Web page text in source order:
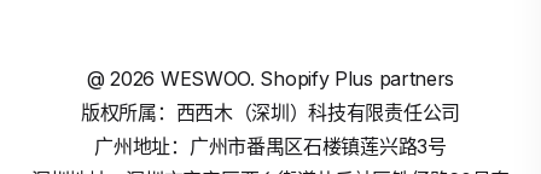
@2026 WESWOO. Shopify Plus partners
版权所属：西西木（深圳）科技有限责任公司
广州地址：广州市番禺区石楼镇莲兴路3号